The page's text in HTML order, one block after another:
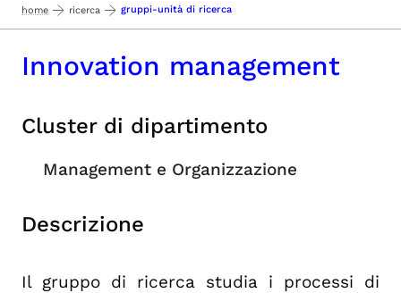
home ricerca gruppi-unità di ricerca
Innovation management
Cluster di dipartimento
Management e Organizzazione
Descrizione
Il gruppo di ricerca studia i processi di